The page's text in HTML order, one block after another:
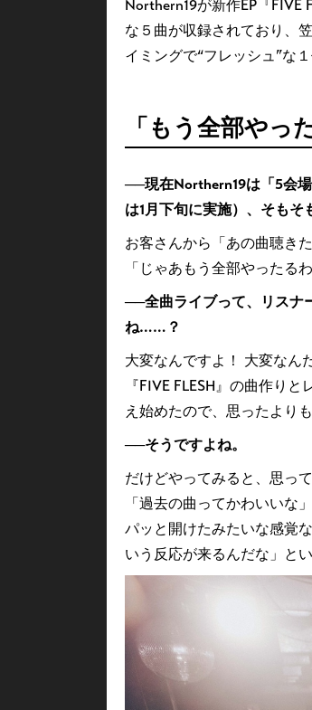
Northern19が新作EP『FIVE
な５曲が収録されており、
イミングで“フレッシュ”な
「もう全部やっ
──現在Northern19は「5会
は1月下旬に実施）、そも
お客さんから「あの曲聴き
「じゃあもう全部やったる
──全曲ライブって、リスナ
ね……？
大変なんですよ！ 大変なん
『FIVE FLESH』の曲作り
え始めたので、思ったより
──そうですよね。
だけどやってみると、思っ
「過去の曲ってかわいいな
パッと開けたみたいな感覚
いう反応が来るんだな」と